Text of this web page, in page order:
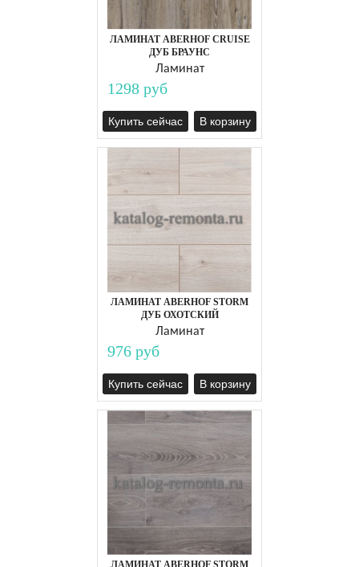
ЛАМИНАТ ABERHOF CRUISE
ДУБ БРАУНС
Ламинат
1298 руб
Купить сейчас В корзину
ЛАМИНАТ ABERHOF STORM
ДУБ ОХОТСКИЙ
Ламинат
976 руб
Купить сейчас В корзину
ЛАМИНАТ ABERHOF STORM